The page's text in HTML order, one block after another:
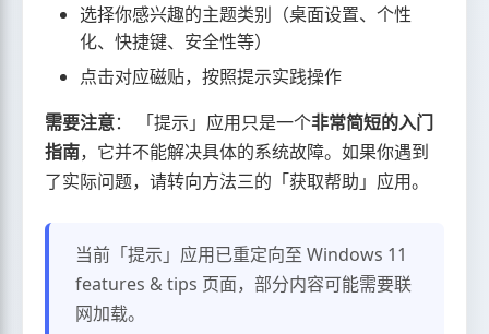
选择你感兴趣的主题类别（桌面设置、个性
化、快捷键、安全性等）
点击对应磁贴，按照提示实践操作
需要注意： 「提示」应用只是一个非常简短的入门
指南，它并不能解决具体的系统故障。如果你遇到
了实际问题，请转向方法三的「获取帮助」应用。
当前「提示」应用已重定向至 Windows 11
features & tips 页面，部分内容可能需要联
网加载。